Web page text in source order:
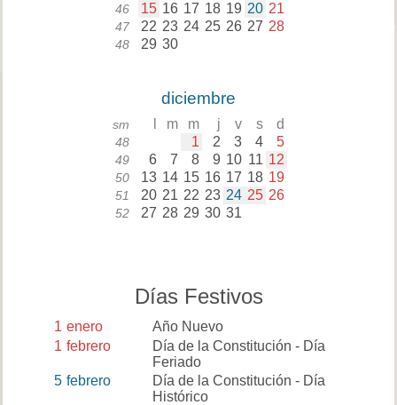
46 15 16 17 18 19 20 21
47 22 23 24 25 26 27 28
48 29 30
diciembre
sm m m j v s d
48 1 2 3 4 5
49 6 7 8 9 10 11 12
50 13 14 15 16 17 18 19
51 20 21 22 23 24 25 26
52 27 28 29 30 31
Días Festivos
1 enero
Año Nuevo
1 febrero
Día de la Constitución - Día
Feriado
5 febrero
Día de la Constitución - Día
Histórico